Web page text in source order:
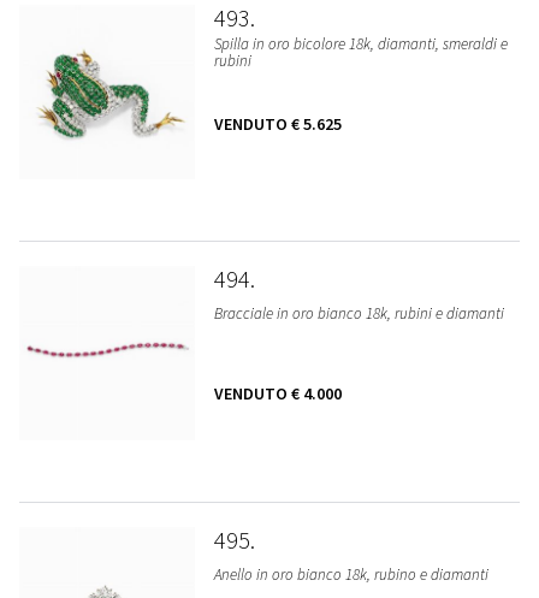
493
Spilla in oro bicolore 18k, diamanti, smeraldi e
rubini
VENDUTO € 5.625
494
Bracciale in oro bianco 18k, rubini e diamanti
VENDUTO € 4.000
495
Anello in oro bianco 18k, rubino e diamanti